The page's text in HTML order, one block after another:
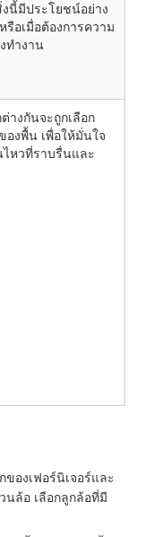
นี้มีประโยชน์อย่าง
รือเมื่อต้องการความ
ทำงาน
างกันจะถูกเลือก
องพื้น เพื่อให้มั่นใจ
ไหวที่ราบรื่นและ
องเฟอร์นิเจอร์และ
ล้อ เลือกลูกล้อที่มี